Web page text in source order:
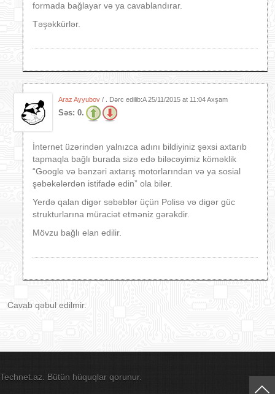
formada bağlayar və ya cavablandırar.
Təşəkkürlər.
Araz Ayyubov / . Dərc edilib:A25/11/2015 at 11:04 Axşam
Səs: 0.
İnternet üzərindən yalnızca adını bildiyiniz şəxsi axtarıb
tapmaqla bağlı burada sizə edə biləcəyimiz köməklik
“Google və bənzəri axtarış motorlarından və ya sosial
şəbəkələrdən istifadə edin” ola bilər.
Yerdə qalan digər səbəblər üçün Polisə və digər güc
strukturlarına müraciət etməniz gərəkdir.
Mövzu bağlı elan edilir.
Cavab qəbul edilmir.
Technet.az. Bütün hüquqlar qorunur.